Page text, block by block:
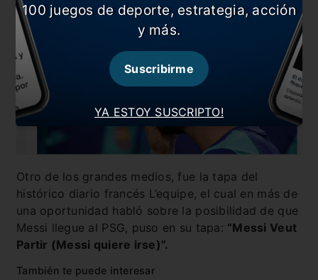
Otro de los grandes medios, fue la tapa del
histórico diario francés L’equipe, el cual en más de
una oportunidad habló sobre la posibilidad de que
Messi llegue al PSG, puso en su tapa: “Messi Veut
Partir (Messi quiere irse)”.
También te puede interesar
YA ESTOY SUSCRIPTO!
100 juegos de deporte, estrategia, acción
y más.
Suscribirme